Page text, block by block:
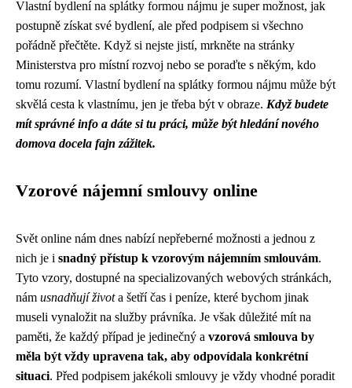
Vlastní bydlení na splátky formou nájmu je super možnost, jak
postupně získat své bydlení, ale před podpisem si všechno
pořádně přečtěte. Když si nejste jistí, mrkněte na stránky
Ministerstva pro místní rozvoj nebo se poraďte s někým, kdo
tomu rozumí. Vlastní bydlení na splátky formou nájmu může být
skvělá cesta k vlastnímu, jen je třeba být v obraze. Když budete
mít správné info a dáte si tu práci, může být hledání nového
domova docela fajn zážitek.
Vzorové nájemní smlouvy online
Svět online nám dnes nabízí nepřeberné možnosti a jednou z
nich je i snadný přístup k vzorovým nájemním smlouvám.
Tyto vzory, dostupné na specializovaných webových stránkách,
nám usnadňují života šetří čas i peníze, které bychom jinak
museli vynaložit na služby právníka. Je však důležité mít na
paměti, že každý případ je jedinečný a vzorová smlouva by
měla být vždy upravena tak, aby odpovídala konkrétní
situaci. Před podpisem jakékoli smlouvy je vždy vhodné poradit